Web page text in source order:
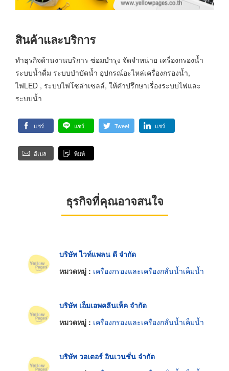
สินค้าและบริการ
ทำธุรกิจด้านงานบริการ ซ่อมบำรุง จัดจำหน่าย เครื่องกรองน้ำ
ระบบน้ำดื่ม ระบบบำบัดน้ำ อุปกรณ์อะไหล่เครื่องกรองน้ำ,
ไฟLED , ระบบไฟโซล่าเซลล์, ให้คำปรึกษาเรื่องระบบไฟและ
ระบบน้ำ
แชร์ แชร์ Tweet แชร์
อีเมล พิมพ์
ธุรกิจที่คุณอาจสนใจ
บริษัท ไวท์แพลน ดี จำกัด
หมวดหมู่ : เครื่องกรองและเครื่องกลั่นน้ำเค็มน้ำ
บริษัท เอ็มเอพคลีนเท็ค จำกัด
หมวดหมู่ : เครื่องกรองและเครื่องกลั่นน้ำเค็มน้ำ
บริษัท วอเตอร์ อินเวนชั่น จำกัด